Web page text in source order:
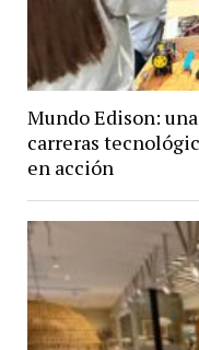
Mundo Edison:
carreras
en acción